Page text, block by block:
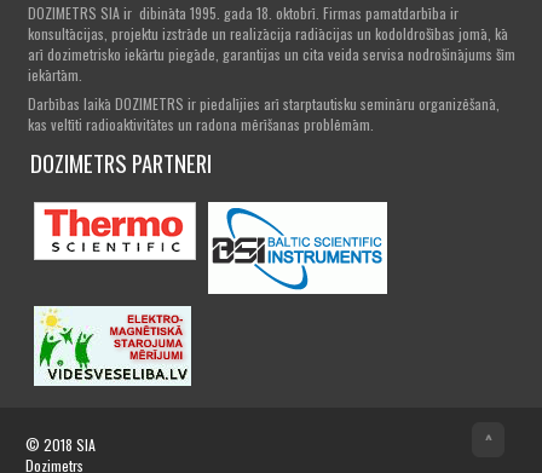
DOZIMETRS SIA ir dibināta 1995. gada 18. oktobrī. Firmas pamatdarbība ir
konsultācijas, projektu izstrāde un realizācija radiācijas un kodoldrošības jomā, kā
arī dozimetrisko iekārtu piegāde, garantijas un cita veida servisa nodrošinājums šīm
iekārtām.
Darbības laikā DOZIMETRS ir piedalījies arī starptautisku semināru organizēšanā,
kas veltīti radioaktivitātes un radona mērīšanas problēmām.
DOZIMETRS PARTNERI
© 2018 SIA
Dozimetrs
^